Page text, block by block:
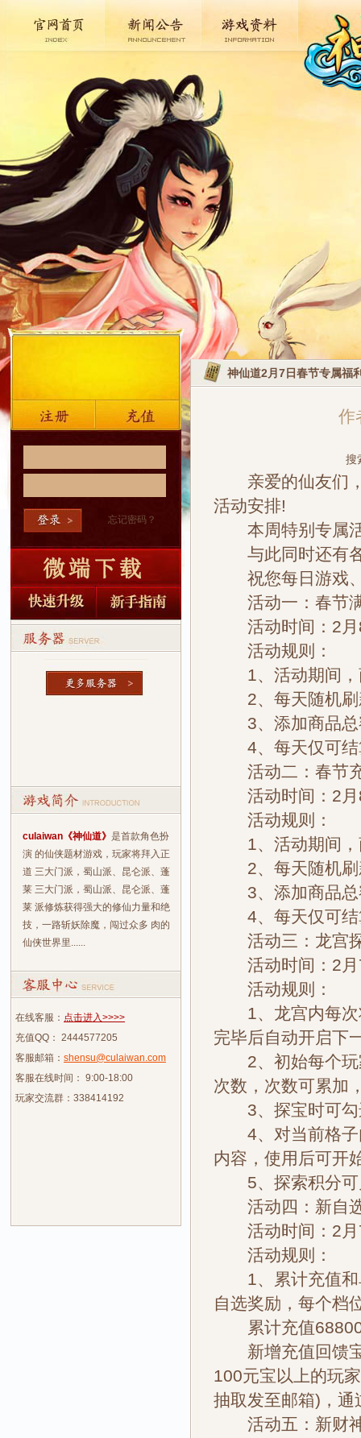
忘记密码？
culaiwan《神仙道》 是首款角色扮
演 的仙侠题材游戏，玩家将拜入正
道 三大门派，蜀山派、昆仑派、蓬
莱 三大门派，蜀山派、昆仑派、蓬
莱 派修炼获得强大的修仙力量和绝
技，一路斩妖除魔，闯过众多 肉的
仙侠世界里......
在线客服： 点击进入>>>>
充值QQ： 2444577205
客服邮箱： shensu@culaiwan.com
客服在线时间： 9:00-18:00
玩家交流群：338414192
神仙道2月7日春节专属福
作
搜
亲爱的仙友们，
活动安排!
本周特别专属活
与此同时还有各
祝您每日游戏
活动一：春节
活动时间：2月
活动规则：
1、活动期间，
2、每天随机刷
3、添加商品总
4、每天仅可结
活动二：春节
活动时间：2月
活动规则：
1、活动期间，
2、每天随机刷
3、添加商品总
4、每天仅可结
活动三：龙宫
活动时间：2月
活动规则：
1、龙宫内每次
完毕后自动开启下
2、初始每个玩
次数，次数可累加
3、探宝时可勾
4、对当前格子
内容，使用后可开
5、探索积分可
活动四：新自
活动时间：2月
活动规则：
1、累计充值和
自选奖励，每个档
累计充值68800
新增充值回馈宝
100元宝以上的玩
抽取发至邮箱)，通
活动五：新财